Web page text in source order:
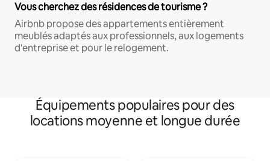
Vous cherchez des résidences de tourisme ?
Airbnb propose des appartements entièrement
meublés adaptés aux professionnels, aux logements
d'entreprise et pour le relogement.
Équipements populaires pour des
locations moyenne et longue durée